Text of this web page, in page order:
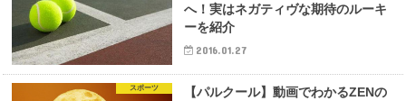
へ！実はネガティヴな期待のルーキ
ーを紹介
2016.01.27
スポーツ
【パルクール】動画でわかるZENの